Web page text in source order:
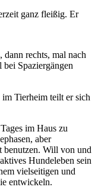
ganz fleißig. Er
dann rechts, mal nach
Spaziergängen
Tierheim teilt er sich
im Haus zu
aber
Will von und
Hundeleben sein
vielseitigen und
entwickeln.